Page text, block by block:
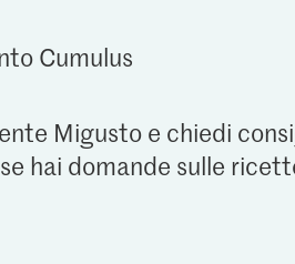
Cumulus
Migusto e chiedi
hai domande sulle